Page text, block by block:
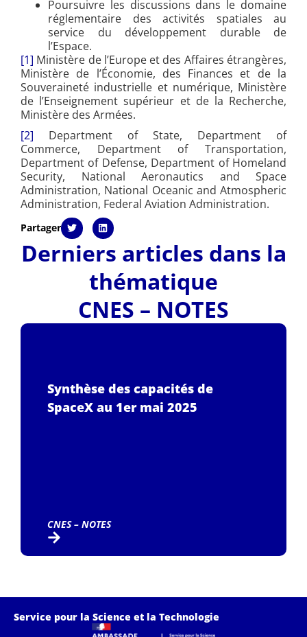
Poursuivre les discussions dans le domaine
réglementaire des activités spatiales au
service du développement durable de
l’Espace.
[1] Ministère de l’Europe et des Affaires étrangères,
Ministère de l’Économie, des Finances et de la
Souveraineté industrielle et numérique, Ministère
de l’Enseignement supérieur et de la Recherche,
Ministère des Armées.
[2] Department of State, Department of
Commerce, Department of Transportation,
Department of Defense, Department of Homeland
Security, National Aeronautics and Space
Administration, National Oceanic and Atmospheric
Administration, Federal Aviation Administration.
Partager
Derniers articles dans la
thématique
CNES – NOTES
Synthèse des capacités de
SpaceX au 1er mai 2025
CNES – NOTES
Service pour la Science et la Technologie